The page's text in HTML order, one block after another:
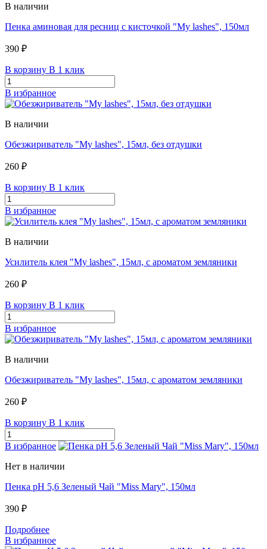
В наличии
Пенка аминовая для ресниц с кисточкой "My lashes", 150мл
390 ₽
В корзину В 1 клик
В избранное
В наличии
Обезжириватель "My lashes", 15мл, без отдушки
260 ₽
В корзину В 1 клик
В избранное
В наличии
Усилитель клея "My lashes", 15мл, с ароматом земляники
260 ₽
В корзину В 1 клик
В избранное
В наличии
Обезжириватель "My lashes", 15мл, с ароматом земляники
260 ₽
В корзину В 1 клик
В избранное
Нет в наличии
Пенка pH 5,6 Зеленый Чай "Miss Mary", 150мл
390 ₽
Подробнее
В избранное